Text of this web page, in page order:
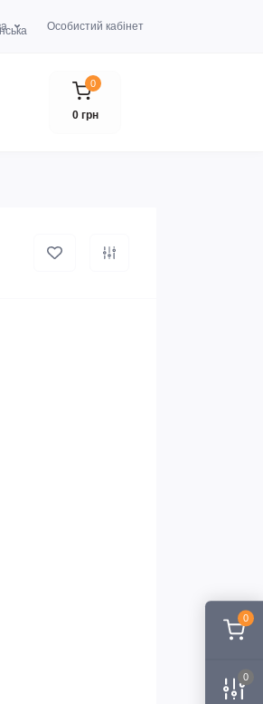
0
0
Особистий кабінет
0
0 грн